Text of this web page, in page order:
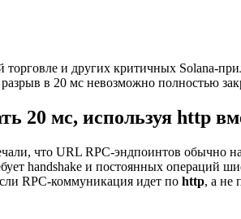
торговле и других критичных Solana-
в 20 мс невозможно полностью
20 мс, используя http
что URL RPC-эндпоинтов обычно
handshake и постоянных операций
RPC-коммуникация идет по http, а не